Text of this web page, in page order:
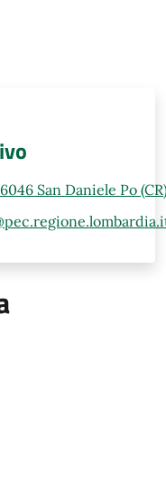
San Daniele Po